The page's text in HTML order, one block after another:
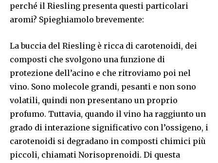
perché il Riesling presenta questi particolari
aromi? Spieghiamolo brevemente:
La buccia del Riesling è ricca di carotenoidi, dei
composti che svolgono una funzione di
protezione dell’acino e che ritroviamo poi nel
vino. Sono molecole grandi, pesanti e non sono
volatili, quindi non presentano un proprio
profumo. Tuttavia, quando il vino ha raggiunto un
grado di interazione significativo con l’ossigeno, i
carotenoidi si degradano in composti chimici più
piccoli, chiamati Norisoprenoidi. Di questa